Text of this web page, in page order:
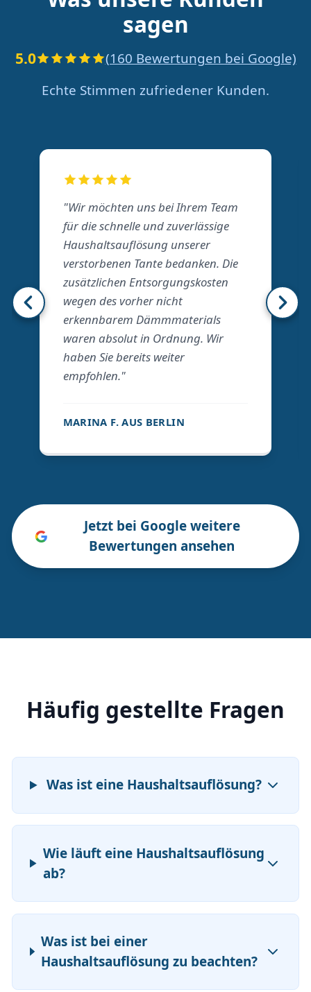
sagen
5.0
(160 Bewertungen bei Google)
Echte Stimmen zufriedener Kunden.
"Wir möchten uns bei Ihrem Team
für die schnelle und zuverlässige
Haushaltsauflösung unserer
verstorbenen Tante bedanken. Die
zusätzlichen Entsorgungskosten
wegen des vorher nicht
erkennbarem Dämmmaterials
waren absolut in Ordnung. Wir
haben Sie bereits weiter
empfohlen."
MARINA F. AUS BERLIN
Jetzt bei Google weitere
Bewertungen ansehen
Häufig gestellte Fragen
Was ist eine Haushaltsauflösung?
Wie läuft eine Haushaltsauflösung
ab?
Was ist bei einer
Haushaltsauflösung zu beachten?